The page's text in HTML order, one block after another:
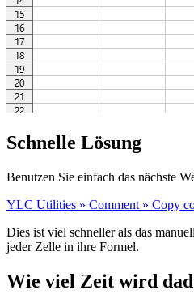
Schnelle Lösung
Benutzen Sie einfach das nächste
YLC Utilities » Comment » Copy
Dies ist viel schneller als das
jeder Zelle in ihre Formel.
Wie viel Zeit wird